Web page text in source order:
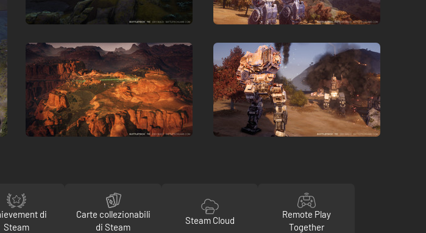
di
Steam
Carte collezionabili
di Steam
Steam Cloud
Remote Play
Together